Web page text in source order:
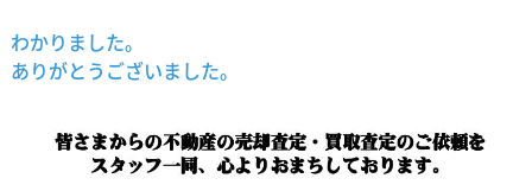
わかりました。
ありがとうございました。